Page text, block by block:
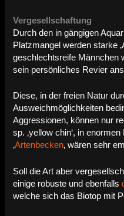
Vergesellschaftung
Durch den in gängigen
Platzmangel werden starke
geschlechtsreife Männchen
sein persönliches Revier
Diese, in der freien Natur
Ausweichmöglichkeiten
Aggressionen, können nur
sp. ‚yellow chin‘, in
‚Artenbecken‚ wären sehr
Soll die Art aber
einige robuste und ebenfalls
welche sich das Biotop mit